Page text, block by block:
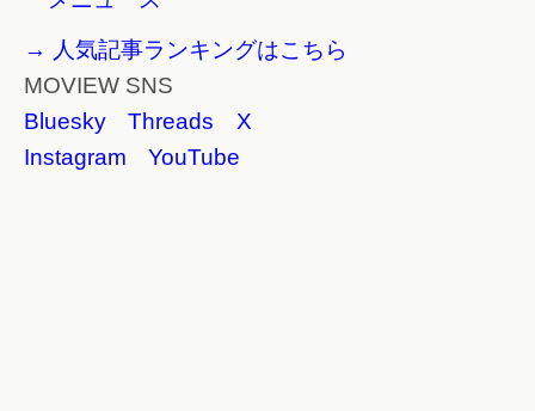
→ 人気記事ランキングはこちら
MOVIEW SNS
Bluesky
Threads
X
Instagram
YouTube